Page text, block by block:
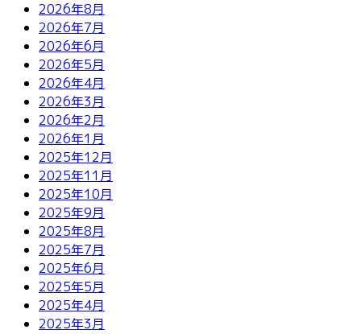
2026年8月
2026年7月
2026年6月
2026年5月
2026年4月
2026年3月
2026年2月
2026年1月
2025年12月
2025年11月
2025年10月
2025年9月
2025年8月
2025年7月
2025年6月
2025年5月
2025年4月
2025年3月